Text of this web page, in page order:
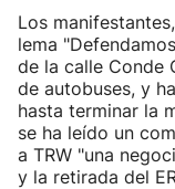
Los
lema
de la calle Conde
de autobuses, y
hasta terminar la
se ha leído un
a TRW "una
y la retirada del